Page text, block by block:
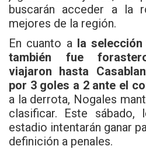
buscarán acceder a la
mejores de la región.
En cuanto a la
también fue
viajaron hasta
por 3 goles a 2 ante el
a la derrota, Nogales
clasificar. Este sábado,
estadio intentarán ganar
definición a penales.